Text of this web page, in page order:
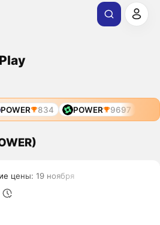
POWER 834 POWER 9697
цены: 19 ноября